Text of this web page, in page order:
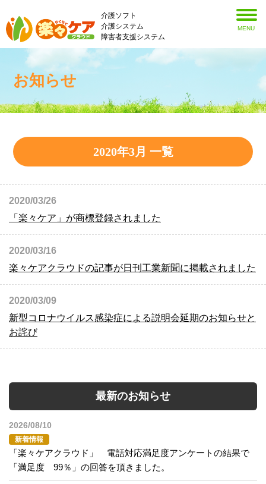
介護ソフト
介護システム
障害者支援システム
MENU
お知らせ
2020年3月 一覧
2020/03/26
「楽々ケア」が商標登録されました
2020/03/16
楽々ケアクラウドの記事が日刊工業新聞に掲載されました
2020/03/09
新型コロナウイルス感染症による説明会延期のお知らせと
お詫び
最新のお知らせ
2026/08/10
新着情報
「楽々ケアクラウド」 電話対応満足度アンケートの結果で
「満足度 99％」の回答を頂きました。